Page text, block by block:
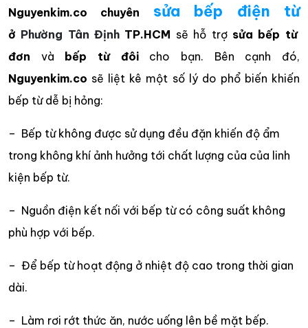
Nguyenkim.co
chuyên sửa bếp điện từ
ở Phường Tân Định TP.HCM sẽ hỗ trợ sửa bếp từ
đơn và bếp từ đôicho bạn. Bên cạnh đó,
Nguyenkim.co sẽ liệt kê một số lý do phổ biến khiến
bếp từ dễ bị hỏng:
– Bếp từ không được sử dụng đều đặn khiến độ ẩm
trong không khí ảnh hưởng tới chất lượng của của linh
kiện bếp từ.
– Nguồn điện kết nối với bếp từ có công suất không
phù hợp với bếp.
– Để bếp từ hoạt động ở nhiệt độ cao trong thời gian
dài.
– Làm rơi rớt thức ăn, nước uống lên bề mặt bếp.